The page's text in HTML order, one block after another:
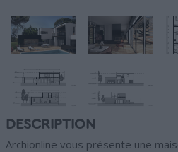
DESCRIPTION
Archionline vous présente une